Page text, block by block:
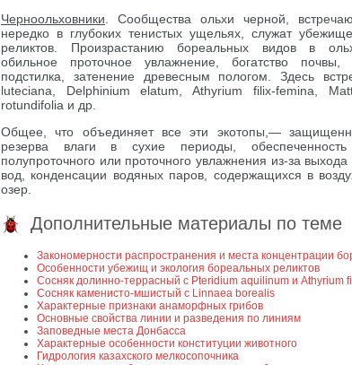
Черноольховники . Сообщества ольхи черной,
нередко в глубоких тенистых ущельях, служат
реликтов. Произрастанию бореальных видов в
обильное проточное увлажнение, богатство
подстилка, затенение древесным пологом. Здесь
luteciana, Delphinium elatum, Athyrium filix-femina,
rotundifolia и др.
Общее, что объединяет все эти экотопы,—
резерва влаги в сухие периоды, обеспеченность
полупроточного или проточного увлажнения из-за
вод, конденсации водяных паров, содержащихся в
озер.
Дополнительные материалы по теме
Закономерности распространения и места концентрации
Особенности убежищ и экология бореальных реликтов
Сосняк долинно-террасный с Pteridium aquilinum и Athyrium
Сосняк каменисто-мшистый с Linnaea borealis
Характерные признаки анаморфных грибов
Основные свойства линии и разведения по линиям
Заповедные места Донбасса
Характерные особенности конституции животного
Гидрология казахского мелкосопочника